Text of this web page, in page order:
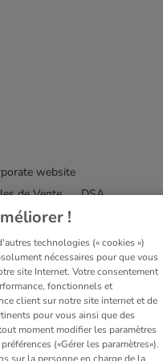
website
de Vente
DSA
déchets
Moyens de paiement
!
technologies (« cookies »)
nécessaires pour que vous
site Internet. Votre consentement
fonctionnels et
client sur notre site internet et de
pour vous ainsi que des
moment modifier les paramètres
(«Gérer les paramètres»).